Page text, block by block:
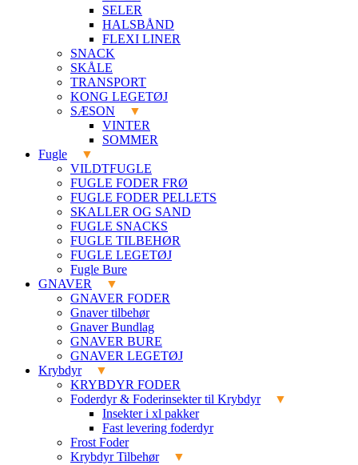
SELER
HALSBÅND
FLEXI LINER
SNACK
SKÅLE
TRANSPORT
KONG LEGETØJ
SÆSON
VINTER
SOMMER
Fugle
VILDTFUGLE
FUGLE FODER FRØ
FUGLE FODER PELLETS
SKALLER OG SAND
FUGLE SNACKS
FUGLE TILBEHØR
FUGLE LEGETØJ
Fugle Bure
GNAVER
GNAVER FODER
Gnaver tilbehør
Gnaver Bundlag
GNAVER BURE
GNAVER LEGETØJ
Krybdyr
KRYBDYR FODER
Foderdyr & Foderinsekter til Krybdyr
Insekter i xl pakker
Fast levering foderdyr
Frost Foder
Krybdyr Tilbehør